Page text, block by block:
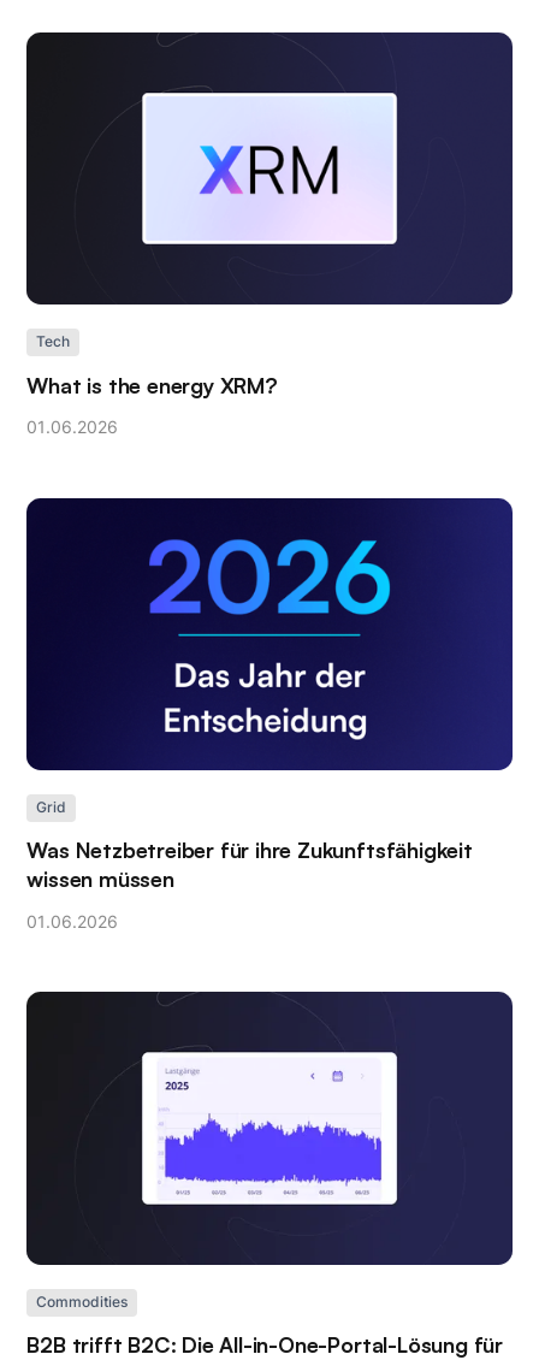
Tech
What is the energy XRM?
01.06.2026
Grid
Was Netzbetreiber für ihre Zukunftsfähigkeit
wissen müssen
01.06.2026
Commodities
B2B trifft B2C: Die All-in-One-Portal-Lösung für